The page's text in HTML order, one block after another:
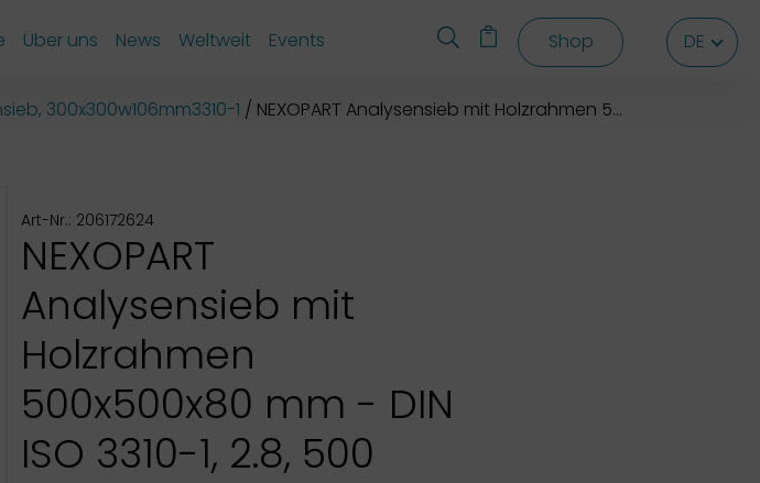
DE DE
Über uns News Weltweit Events Shop DE
300x300w106mm3310-1 NEXOPART Analysensieb mit Holzrahmen 500x500x80 mm
Art-Nr.: 206172624
NEXOPART
Analysensieb mit
Holzrahmen
500x500x80 mm - DIN
ISO 3310-1, 2.8, 500